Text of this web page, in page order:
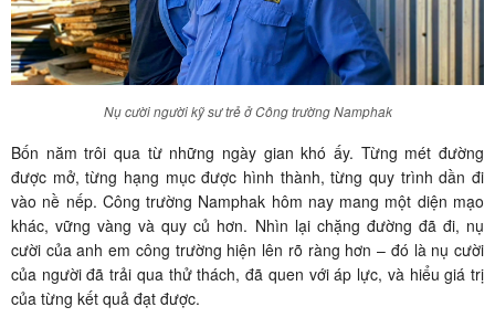
Nụ cười người kỹ sư trẻ ở Công trường Namphak
Bốn năm trôi qua từ những ngày gian khó ấy. Từng mét đường
được mở, từng hạng mục được hình thành, từng quy trình dần đi
vào nề nếp. Công trường Namphak hôm nay mang một diện mạo
khác, vững vàng và quy củ hơn. Nhìn lại chặng đường đã đi, nụ
cười của anh em công trường hiện lên rõ ràng hơn – đó là nụ cười
của người đã trải qua thử thách, đã quen với áp lực, và hiểu giá trị
của từng kết quả đạt được.